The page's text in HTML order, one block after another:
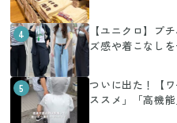
4
【ユニクロ】プ
ズ感や着こなし
5
ついに出た！【
ススメ」「高機